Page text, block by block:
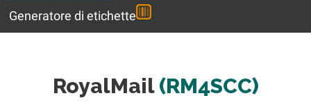
Generatore di etichette
RoyalMail(RM4SCC)